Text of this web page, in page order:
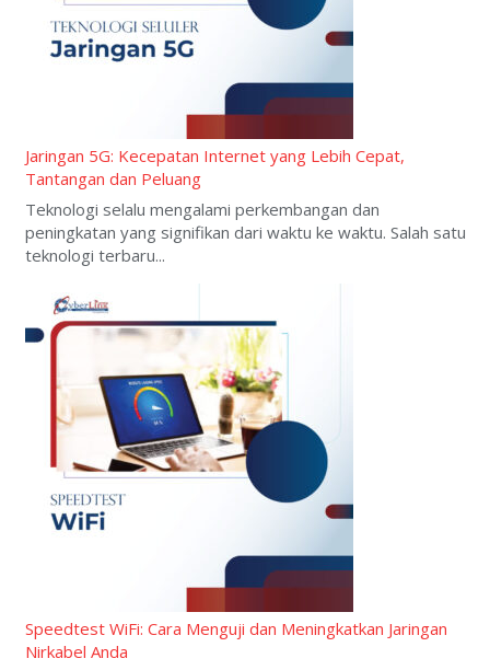
Jaringan 5G: Kecepatan Internet yang Lebih Cepat,
Tantangan dan Peluang
Teknologi selalu mengalami perkembangan dan
peningkatan yang signifikan dari waktu ke waktu. Salah satu
teknologi terbaru...
Speedtest WiFi: Cara Menguji dan Meningkatkan Jaringan
Nirkabel Anda